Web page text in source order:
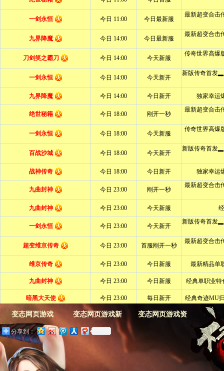
变态网页游戏 变态网页游戏新
闻
变态网页游戏资
分享到：